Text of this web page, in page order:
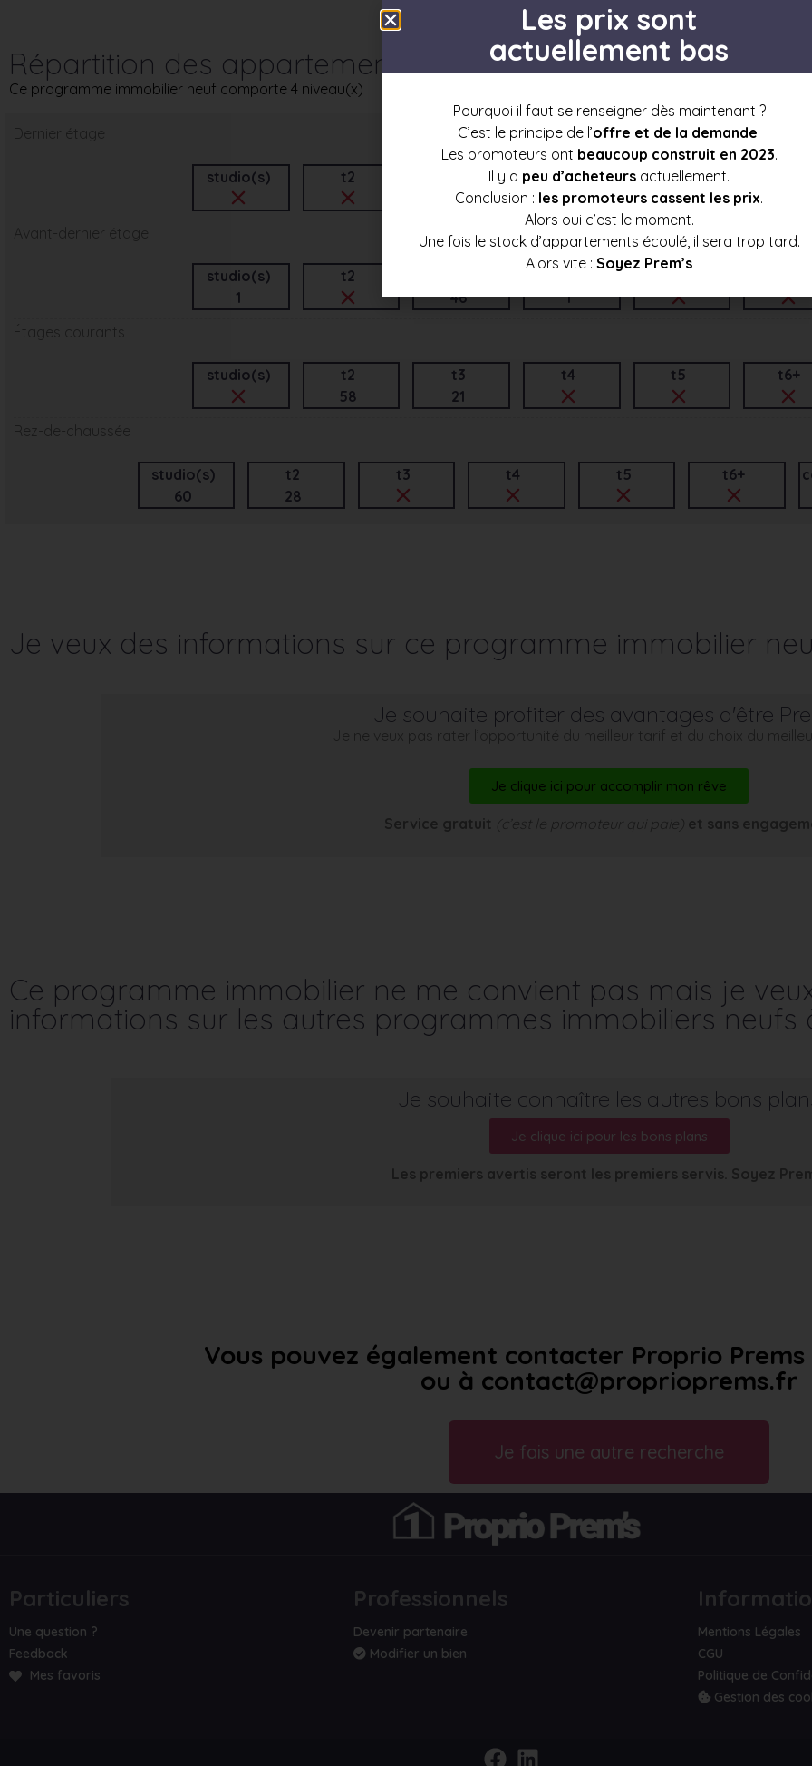
Répartition des appartements par étage
Ce programme immobilier neuf comporte 4 niveau(x)
Dernier étage
studio(s) t2
1
t4
27
t5
1
Avant-dernier étage
studio(s)
1
t2
46
1
Étages courants
studio(s)
t2
58
t3
21
t4 t5 t6+
Rez-de-chaussée
studio(s)
60
t2
28
t3 t4 t5 t6+
Je veux des informations sur ce programme immobilier
Je souhaite profiter des avantages d'être
Je ne veux pas rater l’opportunité du meilleur tarif et du choix du
Je clique ici pour accomplir mon rêve
Service gratuit (c’est le promoteur qui paie) et sans
Ce programme immobilier ne me convient pas mais je
informations sur les autres programmes immobiliers neufs
Je souhaite connaître les autres bons
Je clique ici pour les bons plans
Les premiers avertis seront les premiers servis. Soyez
Vous pouvez également contacter Proprio Prems
ou à contact@proprioprems.fr
Je fais une autre recherche
Particuliers
Une question ?
Feedback
Mes favoris
Professionnels
Devenir partenaire
Modifier un bien
Mentions Légales
CGU
Politique de
Gestion des
Les prix sont
actuellement bas
Pourquoi il faut se renseigner dès maintenant ?
C’est le principe de l’offre et de la demande.
Les promoteurs ont beaucoup construit en 2023.
Il y a peu d’acheteurs actuellement.
Conclusion : les promoteurs cassent les prix.
Alors oui c’est le moment.
Une fois le stock d’appartements écoulé, il sera trop tard.
Alors vite : Soyez Prem’s